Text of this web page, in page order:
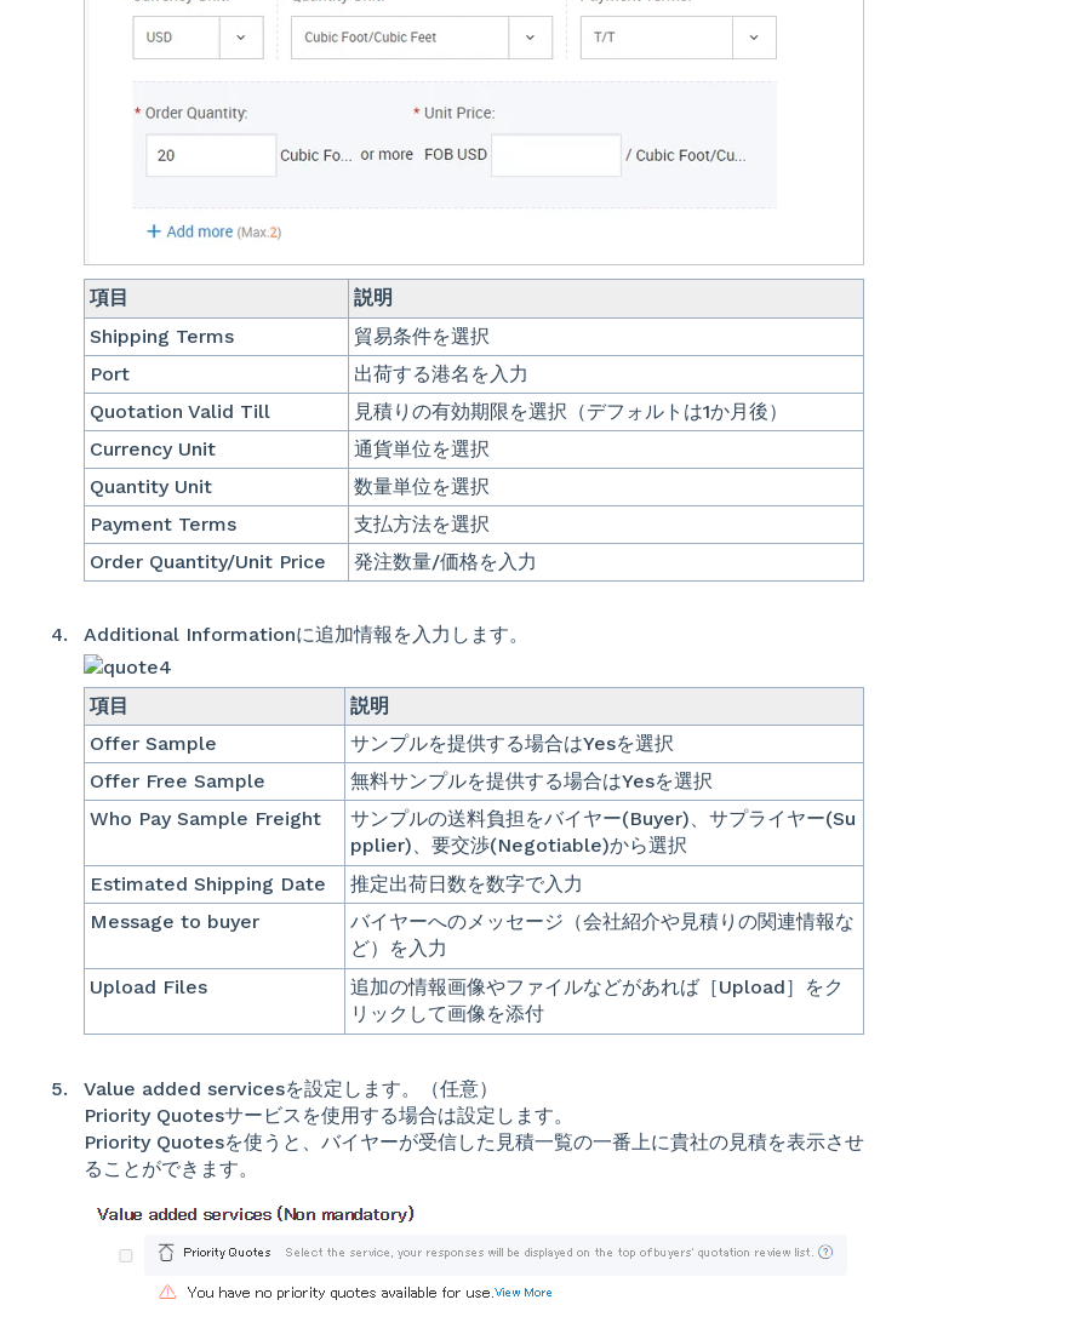
項目
説明
Shipping Terms
貿易条件を選択
Port
出荷する港名を入力
Quotation Valid Till
見積りの有効期限を選択（デフォルトは1か月後）
Currency Unit
通貨単位を選択
Quantity Unit
数量単位を選択
Payment Terms
支払方法を選択
Order Quantity/Unit Price
発注数量/価格を入力
Additional Informationに追加情報を入力します。
項目
説明
Offer Sample
サンプルを提供する場合はYesを選択
Offer Free Sample
無料サンプルを提供する場合はYesを選択
Who Pay Sample Freight
サンプルの送料負担をバイヤー(Buyer)、サプライヤー(Su
pplier)、要交渉(Negotiable)から選択
Estimated Shipping Date
推定出荷日数を数字で入力
Message to buyer
バイヤーへのメッセージ（会社紹介や見積りの関連情報な
ど）を入力
Upload Files
追加の情報画像やファイルなどがあれば［Upload］をク
リックして画像を添付
Value added servicesを設定します。（任意）
Priority Quotesサービスを使用する場合は設定します。
Priority Quotesを使うと、バイヤーが受信した見積一覧の一番上に貴社の見積を表示させ
ることができます。